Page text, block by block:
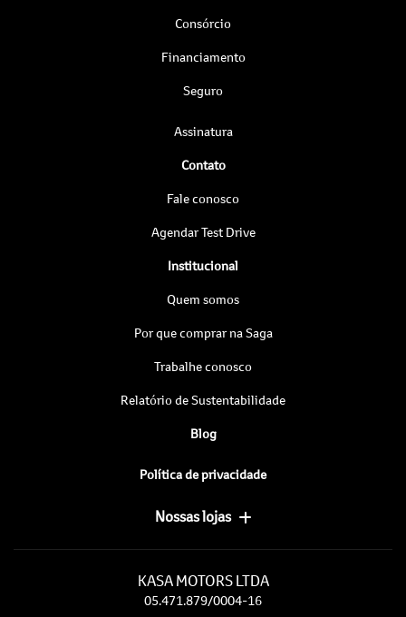
Consórcio
Financiamento
Seguro
Assinatura
Contato
Fale conosco
Agendar Test Drive
Institucional
Quem somos
Por que comprar na Saga
Trabalhe conosco
Relatório de Sustentabilidade
Blog
Política de privacidade
Nossas lojas
KASA MOTORS LTDA
05.471.879/0004-16